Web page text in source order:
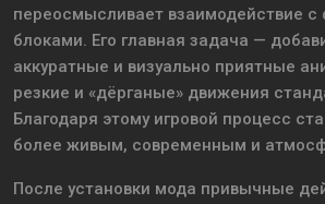
переосмысливает взаимодействие
блоками. Его главная задача —
аккуратные и визуально приятные
резкие и «дёрганые» движения
Благодаря этому игровой процесс
более живым, современным и
После установки мода привычные